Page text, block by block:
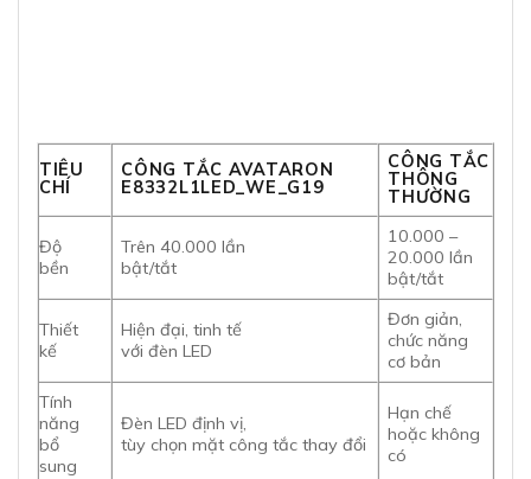
TIÊU
CHÍ
CÔNG TẮC AVATARON
E8332L1LED_WE_G19
CÔNG TẮC
THÔNG
THƯỜNG
Độ
bền
Trên 40.000 lần
bật/tắt
10.000 –
20.000 lần
bật/tắt
Thiết
kế
Hiện đại, tinh tế
với đèn LED
Đơn giản,
chức năng
cơ bản
Tính
năng
bổ
sung
Đèn LED định vị,
tùy chọn mặt công tắc thay đổi
Hạn chế
hoặc không
có